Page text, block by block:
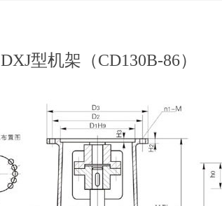
DXJ型机架（CD130B-86）